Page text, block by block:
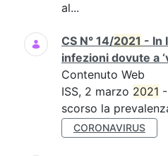
al...
CS N° 14/2021 - In
infezioni dovute a
Contenuto Web
ISS, 2 marzo 2021
scorso la
CORONAVIRUS